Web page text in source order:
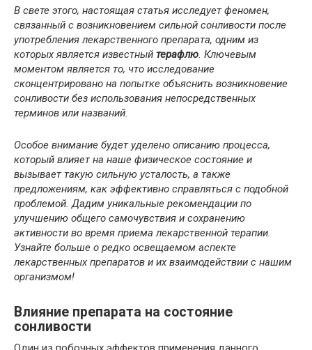
В свете этого, настоящая статья исследует феномен,
связанный с возникновением сильной сонливости после
употребления лекарственного препарата, одним из
которых является известный терафлю. Ключевым
моментом является то, что исследование
сконцентрировано на попытке объяснить возникновение
сонливости без использования непосредственных
терминов или названий.
Особое внимание будет уделено описанию процесса,
который влияет на наше физическое состояние и
вызывает такую сильную усталость, а также
предложениям, как эффективно справляться с подобной
проблемой. Дадим уникальные рекомендации по
улучшению общего самочувствия и сохранению
активности во время приема лекарственной терапии.
Узнайте больше о редко освещаемом аспекте
лекарственных препаратов и их взаимодействии с нашим
организмом!
Влияние препарата на состояние
сонливости